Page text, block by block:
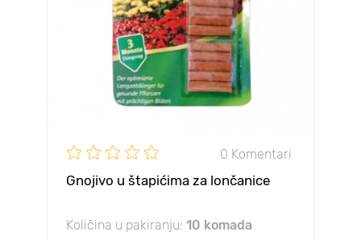
0 Komentari
Gnojivo u štapićima za lončanice
Količina u pakiranju: 10 komada